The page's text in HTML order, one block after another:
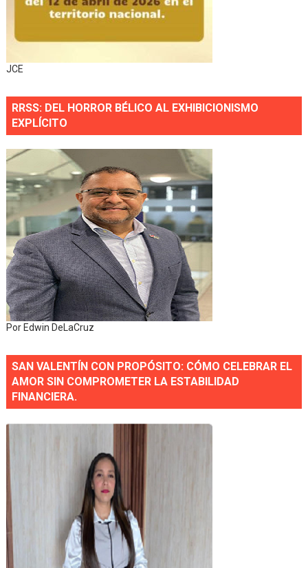
JCE
RRSS: DEL HORROR BÉLICO AL EXHIBICIONISMO
EXPLÍCITO
Por Edwin DeLaCruz
SAN VALENTÍN CON PROPÓSITO: CÓMO CELEBRAR EL
AMOR SIN COMPROMETER LA ESTABILIDAD
FINANCIERA.